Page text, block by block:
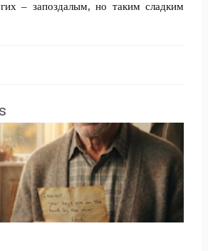
– запоздалым, но таким сладким